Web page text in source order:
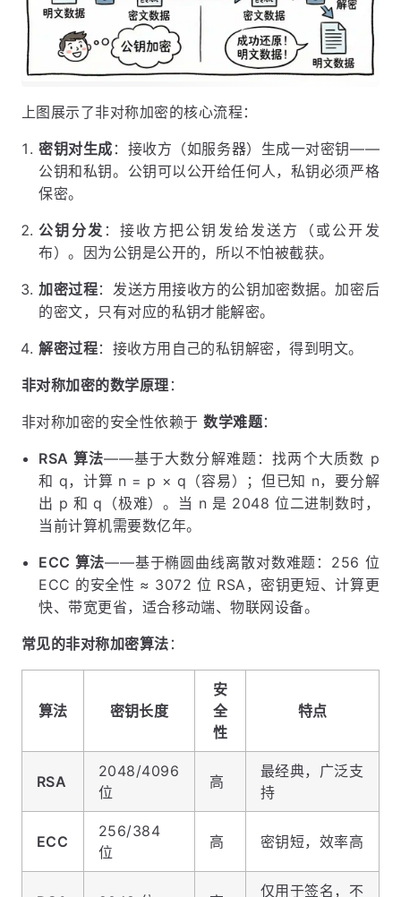
上图展示了非对称加密的核心流程：
密钥对生成 ：接收方（如服务器）生成一对密钥——
公钥和私钥。公钥可以公开给任何人，私钥必须严格
保密。
公钥分发 ：接收方把公钥发给发送方（或公开发
布）。因为公钥是公开的，所以不怕被截获。
加密过程：发送方用接收方的公钥加密数据。加密后
的密文，只有对应的私钥才能解密。
解密过程：接收方用自己的私钥解密，得到明文。
非对称加密的数学原理 ：
非对称加密的安全性依赖于数学难题：
RSA 算法——基于大数分解难题：找两个大质数 p
和 q，计算 n = p × q（容易）；但已知 n，要分解
出 p 和 q（极难）。当 n 是 2048 位二进制数时，
当前计算机需要数亿年。
ECC 算法——基于椭圆曲线离散对数难题：256 位
ECC 的安全性 ≈ 3072 位 RSA，密钥更短、计算更
快、带宽更省，适合移动端、物联网设备。
常见的非对称加密算法 ：
算法 密钥长度
安
全
性
特点
RSA
2048/4096
位
高
最经典，广泛支
持
ECC
256/384
位
高 密钥短，效率高
仅用于签名，不